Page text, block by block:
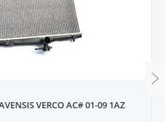
VERCO AC# 01-09 1AZ